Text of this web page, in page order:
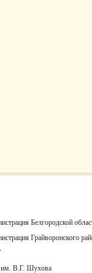
Белгородской
Грайворонского
В.Г. Шухова